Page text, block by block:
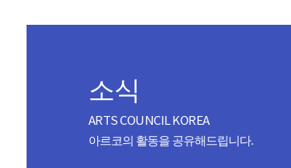
소식
ARTS COUNCIL KOREA
아르코의 활동을 공유해드립니다.